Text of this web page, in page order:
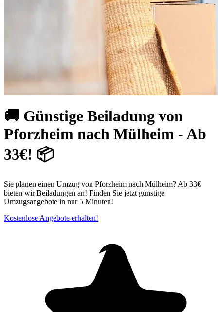
🚚 Günstige Beiladung von
Pforzheim nach Mülheim - Ab
33€! 📦
Sie planen einen Umzug von Pforzheim nach Mülheim? Ab 33€
bieten wir Beiladungen an! Finden Sie jetzt günstige
Umzugsangebote in nur 5 Minuten!
Kostenlose Angebote erhalten!